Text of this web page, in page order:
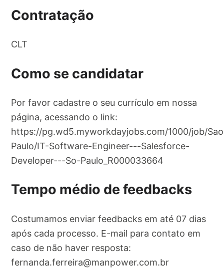
Contratação
CLT
Como se candidatar
Por favor cadastre o seu currículo em nossa
página, acessando o link:
https://pg.wd5.myworkdayjobs.com/1000/job/
Paulo/IT-Software-Engineer---Salesforce-
Developer---So-Paulo_R000033664
Tempo médio de feedbacks
Costumamos enviar feedbacks em até 07 dias
após cada processo. E-mail para contato em
caso de não haver resposta:
fernanda.ferreira@manpower.com.br